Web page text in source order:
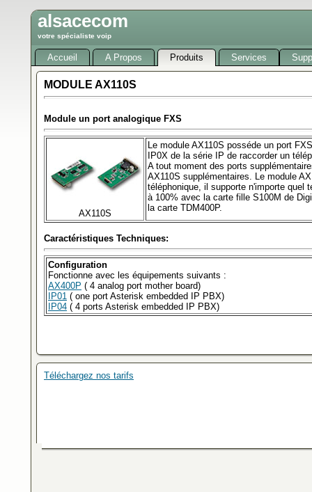
alsacecom
votre spécialiste voip
Accueil A Propos Produits Services
MODULE AX110S
Module un port analogique FXS
AX110S
Le module AX110S posséde un port
IP0X de la série IP de raccorder un
A tout moment des ports
AX110S supplémentaires. Le module
téléphonique, il supporte n'importe quel
à 100% avec la carte fille S100M de
la carte TDM400P.
Caractéristiques Techniques:
Configuration
Fonctionne avec les équipements suivants :
AX400P ( 4 analog port mother board)
IP01 ( one port Asterisk embedded IP PBX)
IP04 ( 4 ports Asterisk embedded IP PBX)
Téléchargez nos tarifs